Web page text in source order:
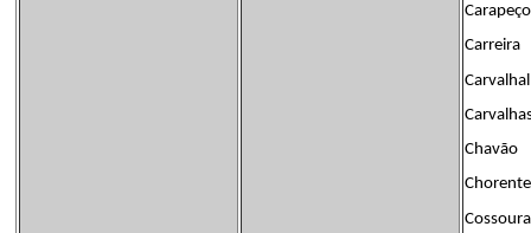
Carreira
Carvalhal
Chavão
Chorente